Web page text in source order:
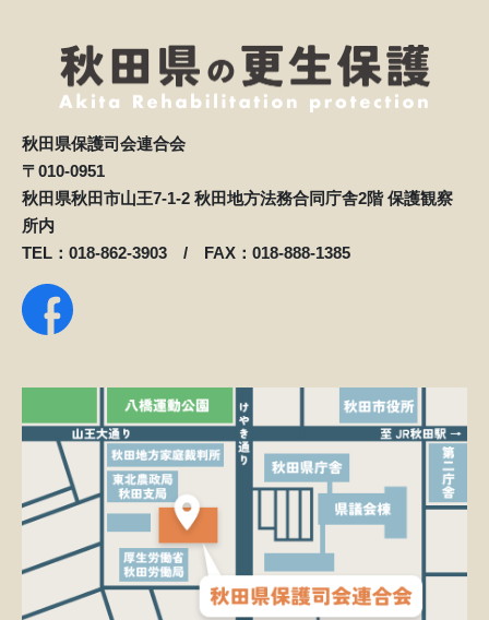
秋田県保護司会連合会
〒010-0951
秋田県秋田市山王7-1-2 秋田地方法務合同庁舎2階 保護観察
所内
TEL：018-862-3903 / FAX：018-888-1385